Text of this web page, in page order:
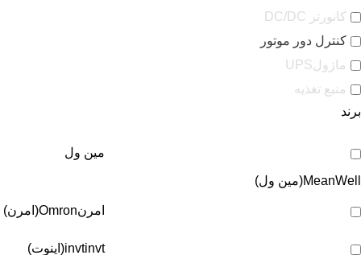
کانورتر DC/DC
کنترل دور موتور
ماژولUPS
منبع تغذیه
برند
مین ول
MeanWell(مین ول)
امرنOmron(امرن)
invtinvt(اینوت)